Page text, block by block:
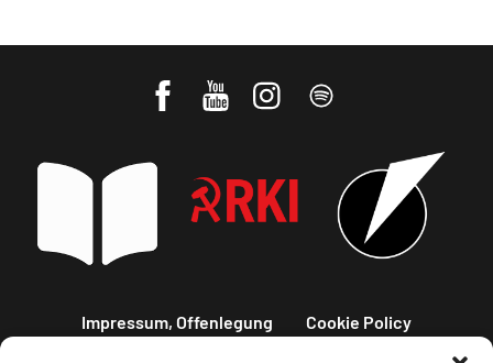
Impressum, Offenlegung Cookie Policy